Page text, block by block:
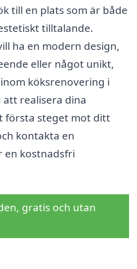
till en plats som är både
tilltalande.
ha en modern design,
eller något unikt,
köksrenovering i
realisera dina
första steget mot ditt
kontakta en
en kostnadsfri
gratis och utan